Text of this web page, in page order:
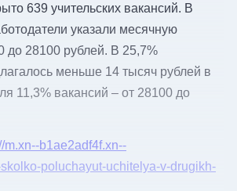
639 учительских вакансий. В
указали месячную
до 28100 рублей. В 25,7%
меньше 14 тысяч рублей в
11,3% вакансий – от 28100 до
m.xn--b1ae2adf4f.xn--
poluchayut-uchitelya-v-drugikh-